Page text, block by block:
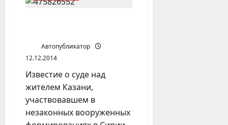
Автопубликатор
12.12.2014
Известие о суде над
жителем Казани,
участвовавшем в
незаконных вооруженных